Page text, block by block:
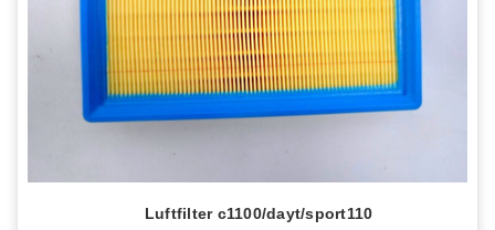
Luftfilter c1100/dayt/sport110